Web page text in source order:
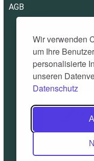
Wir verwenden
um Ihre
personalisierte
unseren
Datenschutz
AGB
©